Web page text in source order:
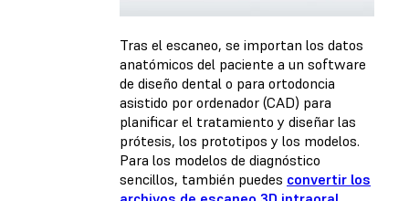
Tras el escaneo, se importan los datos
anatómicos del paciente a un software
de diseño dental o para ortodoncia
asistido por ordenador (CAD) para
planificar el tratamiento y diseñar las
prótesis, los prototipos y los modelos.
Para los modelos de diagnóstico
sencillos, también puedes convertir los